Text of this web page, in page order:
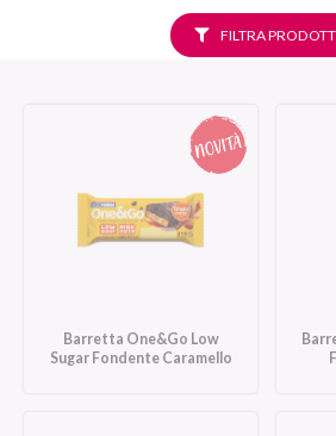
FILTRA
Barretta One&Go Low
Sugar Fondente Caramello